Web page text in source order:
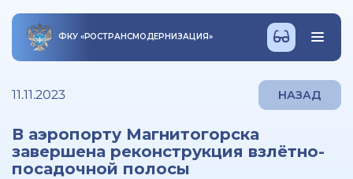
ФКУ «РОСТРАНСМОДЕРНИЗАЦИЯ»
11.11.2023 НАЗАД
В аэропорту Магнитогорска
завершена реконструкция взлётно-
посадочной полосы